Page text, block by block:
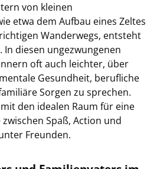
von kleinen
etwa dem Aufbau eines Zeltes
Wanderwegs, entsteht
diesen ungezwungenen
oft auch leichter, über
Gesundheit, berufliche
Sorgen zu sprechen.
den idealen Raum für eine
Spaß, Action und
Freunden.